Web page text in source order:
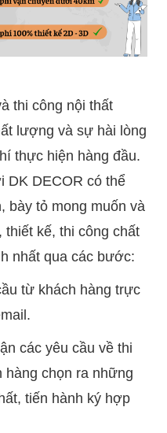
thi công nội thất
lượng và sự hài lòng
thực hiện hàng đầu.
DK DECOR có thể
bày tỏ mong muốn và
kế, thi công chất
nhất qua các bước:
từ khách hàng trực
các yêu cầu về thi
hàng chọn ra những
tiến hành ký hợp